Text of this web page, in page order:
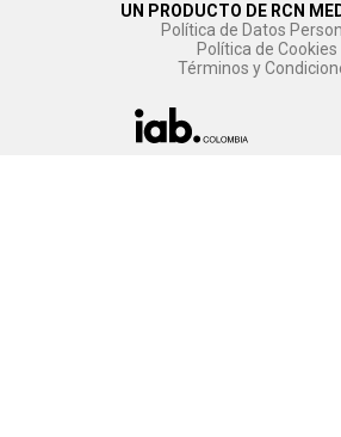
UN PRODUCTO DE RCN
Política de Datos
Política de Cookies
Términos y